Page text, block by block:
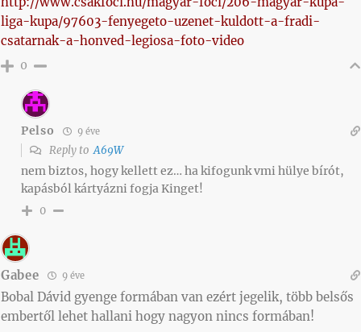
liga-kupa/97603-fenyegeto-uzenet-kuldott-a-fradi-
csatarnak-a-honved-legiosa-foto-video
0
Pelso 9 éve
Reply toA69W
nem biztos, hogy kellett ez… ha kifogunk vmi hülye bírót,
kapásból kártyázni fogja Kinget!
0
Gabee 9 éve
Bobal Dávid gyenge formában van ezért jegelik, több belsős
embertől lehet hallani hogy nagyon nincs formában!